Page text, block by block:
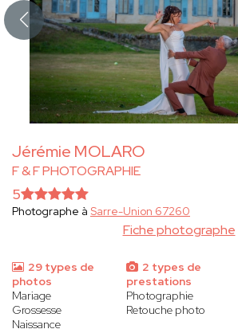
Jérémie MOLARO
F & F PHOTOGRAPHIE
Fiche photographe
5
Photographe à Sarre-Union 67260
29 types de
photos
Mariage
Grossesse
Naissance
2 types de
prestations
Photographie
Retouche photo